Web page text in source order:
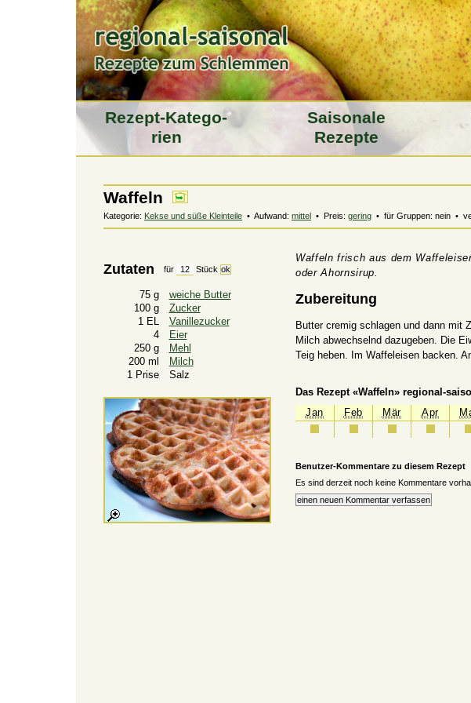
Rezept-Katego­
rien
Saiso­nale
Rezepte
Waffeln
Kategorie: Kekse und süße Kleinteile • Aufwand: mittel • Preis: gering • für Gruppen: nein •
Zutaten für Stück
75 g
weiche Butter
100 g
Zucker
1 EL
Vanillezucker
4
Eier
250 g
Mehl
200 ml
Milch
1 Prise
Salz
Waffeln frisch aus dem
oder Ahornsirup.
Zubereitung
Butter cremig schlagen und dann mit
Milch abwechselnd dazugeben. Die
Teig heben. Im Waffeleisen backen.
Das Rezept «Waffeln» regional-
Jan
Feb Mär Apr
Benutzer-Kommentare zu diesem Rezept
Es sind derzeit noch keine Kommentare